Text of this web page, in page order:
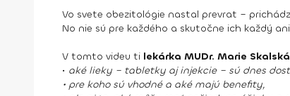
Vo svete obezitológie nastal prevrat –
No nie sú pre každého a skutočne ich každý
V tomto videu ti lekárka MUDr. Marie
• aké lieky – tabletky aj injekcie – sú dnes
• pre koho sú vhodné a aké majú benefity,